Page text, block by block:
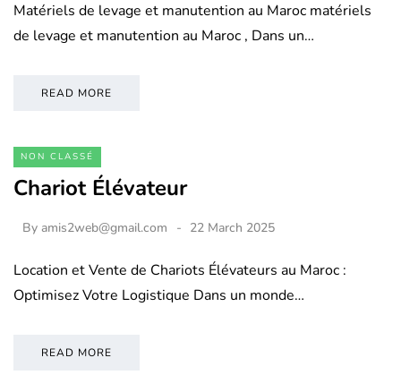
Matériels de levage et manutention au Maroc matériels
de levage et manutention au Maroc , Dans un…
READ MORE
NON CLASSÉ
Chariot Élévateur
By amis2web@gmail.com 22 March 2025
Location et Vente de Chariots Élévateurs au Maroc :
Optimisez Votre Logistique Dans un monde…
READ MORE